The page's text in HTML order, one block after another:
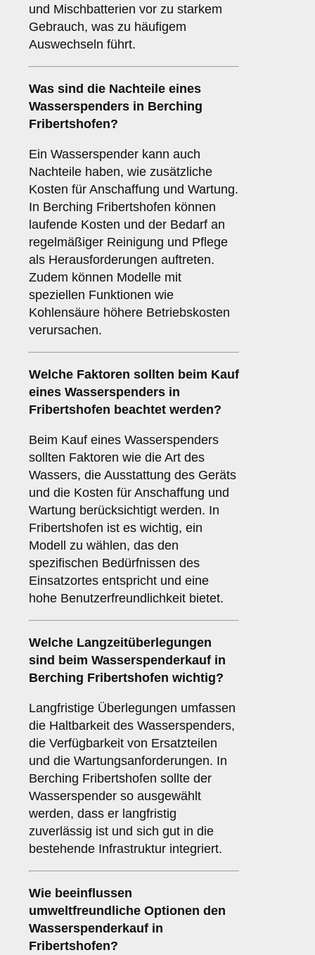
und Mischbatterien vor zu starkem
Gebrauch, was zu häufigem
Auswechseln führt.
Was sind die Nachteile eines
Wasserspenders in Berching
Fribertshofen?
Ein Wasserspender kann auch
Nachteile haben, wie zusätzliche
Kosten für Anschaffung und Wartung.
In Berching Fribertshofen können
laufende Kosten und der Bedarf an
regelmäßiger Reinigung und Pflege
als Herausforderungen auftreten.
Zudem können Modelle mit
speziellen Funktionen wie
Kohlensäure höhere Betriebskosten
verursachen.
Welche Faktoren sollten beim Kauf
eines Wasserspenders in
Fribertshofen beachtet werden?
Beim Kauf eines Wasserspenders
sollten Faktoren wie die Art des
Wassers, die Ausstattung des Geräts
und die Kosten für Anschaffung und
Wartung berücksichtigt werden. In
Fribertshofen ist es wichtig, ein
Modell zu wählen, das den
spezifischen Bedürfnissen des
Einsatzortes entspricht und eine
hohe Benutzerfreundlichkeit bietet.
Welche Langzeitüberlegungen
sind beim Wasserspenderkauf in
Berching Fribertshofen wichtig?
Langfristige Überlegungen umfassen
die Haltbarkeit des Wasserspenders,
die Verfügbarkeit von Ersatzteilen
und die Wartungsanforderungen. In
Berching Fribertshofen sollte der
Wasserspender so ausgewählt
werden, dass er langfristig
zuverlässig ist und sich gut in die
bestehende Infrastruktur integriert.
Wie beeinflussen
umweltfreundliche Optionen den
Wasserspenderkauf in
Fribertshofen?